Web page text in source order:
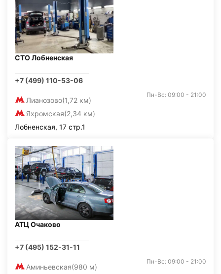
СТО Лобненская
+7 (499) 110-53-06
Лианозово(1,72 км)
Яхромская(2,34 км)
Пн-Вс: 09:00 - 21:00
Лобненская, 17 стр.1
АТЦ Очаково
+7 (495) 152-31-11
Аминьевская(980 м)
Пн-Вс: 09:00 - 21:00